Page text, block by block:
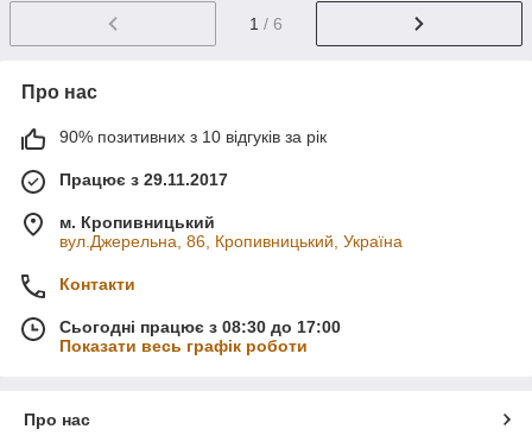
1 / 6
Про нас
90% позитивних з 10 відгуків за рік
Працює з 29.11.2017
м. Кропивницький
вул.Джерельна, 86, Кропивницький, Україна
Контакти
Сьогодні працює з 08:30 до 17:00
Показати весь графік роботи
Про нас